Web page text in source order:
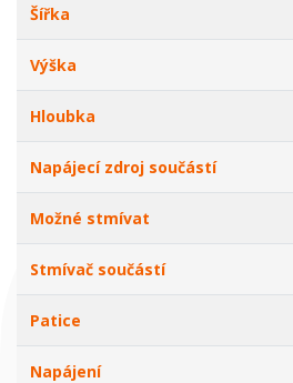
Šířka
Výška
Hloubka
Napájecí zdroj součástí
Možné stmívat
Stmívač součástí
Patice
Napájení